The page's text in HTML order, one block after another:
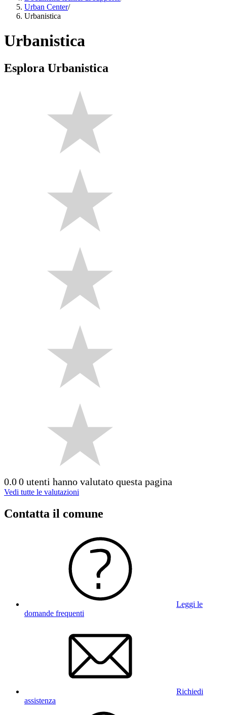
Urban Center/
Urbanistica
Urbanistica
Esplora Urbanistica
0.00 utenti hanno valutato questa pagina
Vedi tutte le valutazioni
Contatta il comune
Leggi le
domande frequenti
Richiedi
assistenza